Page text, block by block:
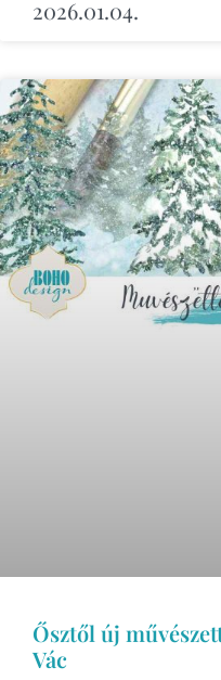
2026.01.04.
Ősztől új
Vác